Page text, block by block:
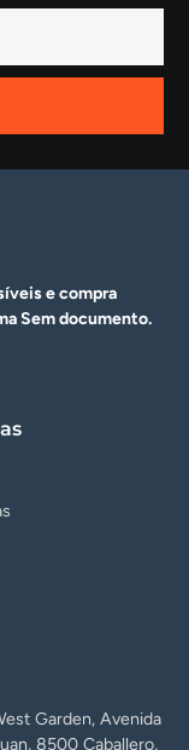
e compra
Sem documento.
Garden, Avenida
8500 Caballero,